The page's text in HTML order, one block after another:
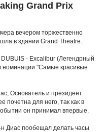
Grand Prix
вечером торжественно
в здании Grand Theatre.
- Excalibur (Легендрный
номинации "Самые красивые
Основатель и президент
почетна для него, так как в
он принимал впервые.
Диас пообещал делать часы